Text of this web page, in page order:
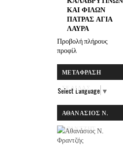
ΚΑΙ ΦΙΛΩΝ
ΠΑΤΡΑΣ ΑΓΙΑ
ΛΑΥΡΑ
Προβολή πλήρους
προφίλ
ΜΕΤΆΦΡΑΣΗ
ΣΕΛΊΔΑΣ
Select Language ▼
ΑΘΑΝΆΣΙΟΣ Ν.
ΦΡΑΝΤΖΉΣ